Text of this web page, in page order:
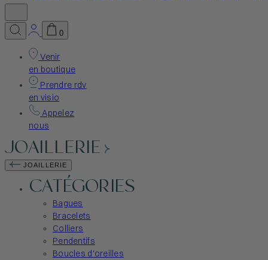
0
Venir
en boutique
Prendre rdv
en visio
Appelez
nous
JOAILLERIE
JOAILLERIE
CATÉGORIES
Bagues
Bracelets
Colliers
Pendentifs
Boucles d'oreilles